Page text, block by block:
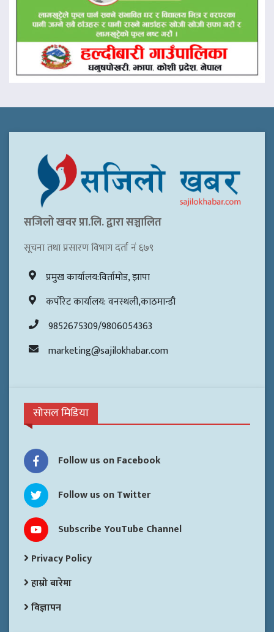
सजिलो खवर प्रा.लि. द्वारा सञ्चालित
सूचना तथा प्रसारण विभाग दर्ता नं ६७९
प्रमुख कार्यालय:विर्तामोड, झापा
कर्पोरेट कार्यालय: वनस्थली,काठमान्डौ
9852675309/9806054363
marketing@sajilokhabar.com
सोसल मिडिया
Follow us on Facebook
Follow us on Twitter
Subscribe YouTube Channel
Privacy Policy
हाम्रो बारेमा
विज्ञापन